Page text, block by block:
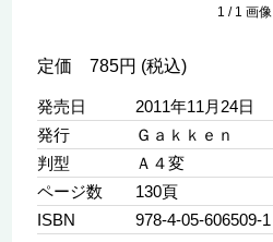
1 / 1 画像
定価 785円 (税込)
発売日
2011年11月24日
発行
Ｇａｋｋｅｎ
判型
Ａ４変
ページ数
130頁
ISBN
978-4-05-606509-1